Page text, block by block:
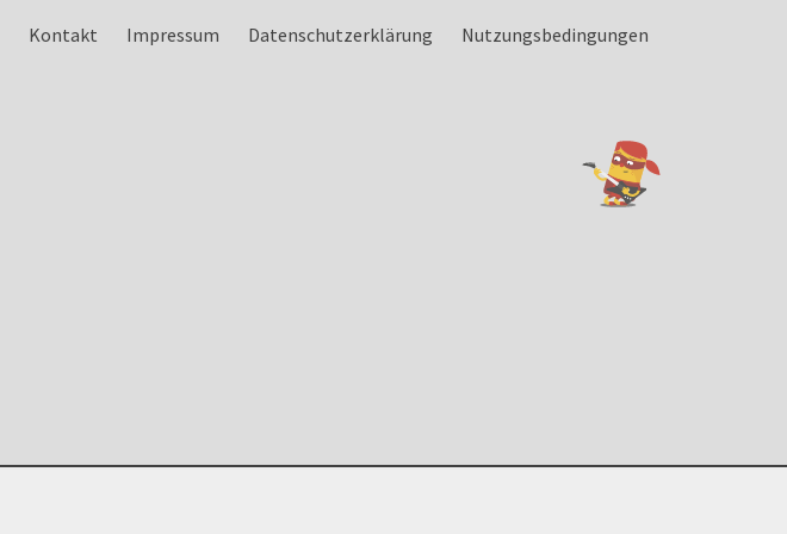
Kontakt Impressum Datenschutzerklärung Nutzungsbedingungen